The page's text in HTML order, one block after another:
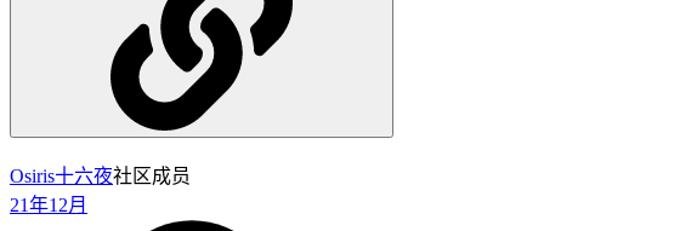
Osiris十六夜社区成员
21年12月